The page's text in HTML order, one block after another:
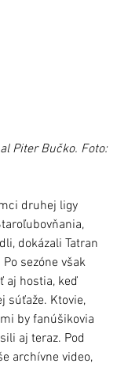
Piter Bučko. Foto:
druhej ligy
dokázali Tatran
sezóne však
aj hostia, keď
súťaže. Ktovie,
by fanúšikovia
aj teraz. Pod
archívne video,